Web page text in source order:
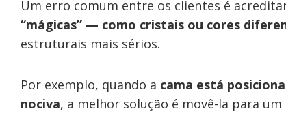
Um erro comum entre os clientes é
“mágicas” — como cristais ou cores
estruturais mais sérios.
Por exemplo, quando a cama está
nociva, a melhor solução é movê-la para